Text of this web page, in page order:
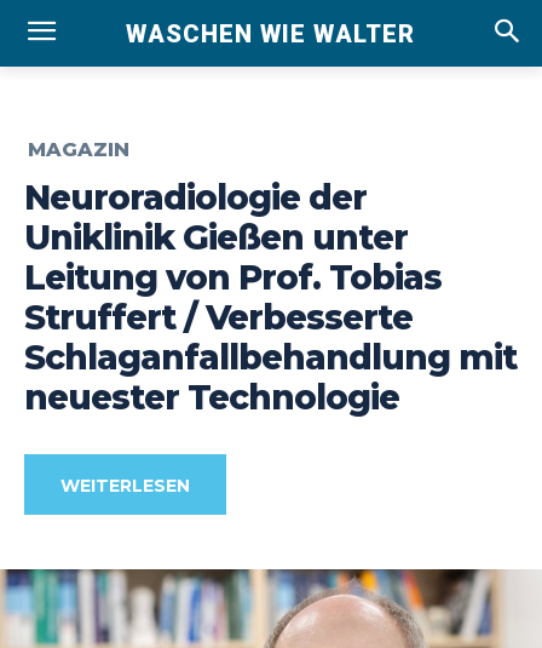
WASCHEN WIE WALTER
MAGAZIN
Neuroradiologie der
Uniklinik Gießen unter
Leitung von Prof. Tobias
Struffert / Verbesserte
Schlaganfallbehandlung mit
neuester Technologie
WEITERLESEN